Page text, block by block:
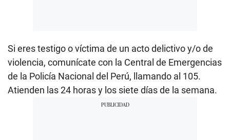
Si eres testigo o víctima de un acto delictivo y/o de
violencia, comunícate con la Central de Emergencias
de la Policía Nacional del Perú, llamando al 105.
Atienden las 24 horas y los siete días de la semana.